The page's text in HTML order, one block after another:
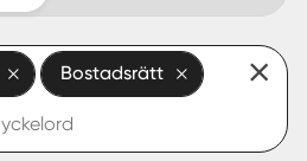
Bostadsrätt